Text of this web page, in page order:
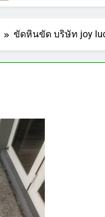
ขัดหินขัด บริษัท joy